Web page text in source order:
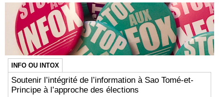
INFO OU INTOX
Soutenir l’intégrité de l’information à Sao Tomé-et-
Principe à l’approche des élections